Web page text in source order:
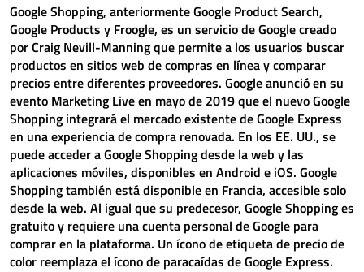
Google Shopping, anteriormente Google Product Search,
Google Products y Froogle, es un servicio de Google creado
por Craig Nevill-Manning que permite a los usuarios buscar
productos en sitios web de compras en línea y comparar
precios entre diferentes proveedores. Google anunció en su
evento Marketing Live en mayo de 2019 que el nuevo Google
Shopping integrará el mercado existente de Google Express
en una experiencia de compra renovada. En los EE. UU., se
puede acceder a Google Shopping desde la web y las
aplicaciones móviles, disponibles en Android e iOS. Google
Shopping también está disponible en Francia, accesible solo
desde la web. Al igual que su predecesor, Google Shopping es
gratuito y requiere una cuenta personal de Google para
comprar en la plataforma. Un ícono de etiqueta de precio de
color reemplaza el ícono de paracaídas de Google Express.